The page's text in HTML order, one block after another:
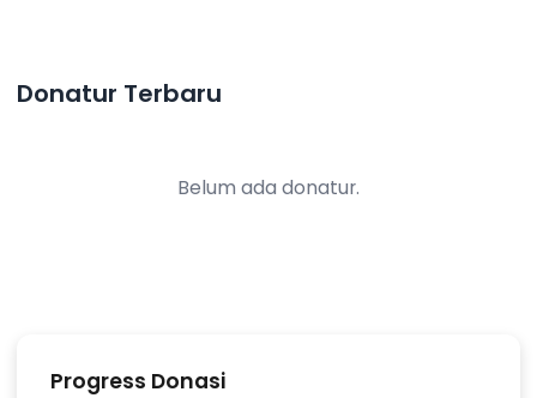
Donatur Terbaru
Belum ada donatur.
Progress Donasi